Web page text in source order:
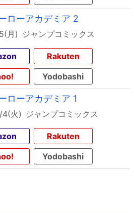
ローアカデミア 2
月) ジャンプコミックス
Rakuten
Yodobashi
ローアカデミア 1
4(火) ジャンプコミックス
Rakuten
Yodobashi